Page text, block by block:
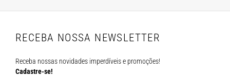
RECEBA NOSSA NEWSLETTER
Receba nossas novidades imperdíveis e promoções!
Cadastre-se!